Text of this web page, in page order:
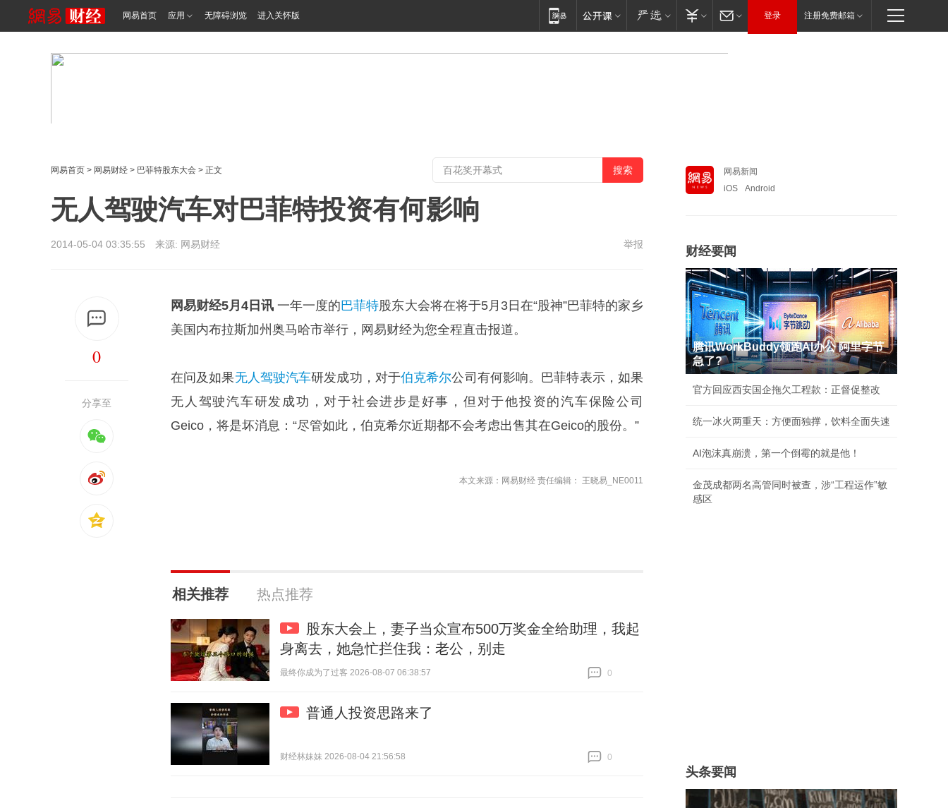
网易首页 应用 无障碍浏览 进入关怀版 登录 注册免费邮箱
网易首页 > 网易财经 > 巴菲特股东大会 > 正文
无人驾驶汽车对巴菲特投资有何影响
2014-05-04 03:35:55 来源: 网易财经 举报
0
分享至
网易财经5月4日讯一年一度的 巴菲特股东大会将在将于5月3日在“股神”巴菲特的家乡
美国内布拉斯加州奥马哈市举行，网易财经为您全程直击报道。
在问及如果无人驾驶汽车研发成功，对于伯克希尔公司有何影响。巴菲特表示，如果
无人驾驶汽车研发成功，对于社会进步是好事，但对于他投资的汽车保险公司
Geico，将是坏消息：“尽管如此，伯克希尔近期都不会考虑出售其在Geico的股份。”
本文来源：网易财经 责任编辑： 王晓易_NE0011
相关推荐 热点推荐
股东大会上，妻子当众宣布500万奖金全给助理，我起
身离去，她急忙拦住我：老公，别走
最终你成为了过客 2026-08-07 06:38:57
0
普通人投资思路来了
财经林妹妹 2026-08-04 21:56:58
0
网易新闻
iOS
Android
财经要闻
腾讯WorkBuddy领跑AI办公 阿里字节
急了?
官方回应西安国企拖欠工程款：正督促整改
统一冰火两重天：方便面独撑，饮料全面失速
AI泡沫真崩溃，第一个倒霉的就是他！
金茂成都两名高管同时被查，涉“工程运作”敏
感区
头条要闻